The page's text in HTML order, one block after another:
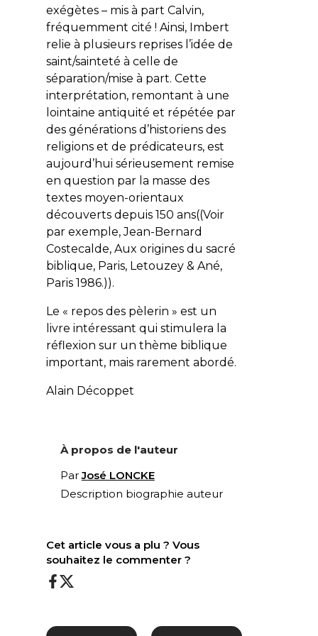
exégètes – mis à part Calvin,
fréquemment cité ! Ainsi, Imbert
relie à plusieurs reprises l’idée de
saint/sainteté à celle de
séparation/mise à part. Cette
interprétation, remontant à une
lointaine antiquité et répétée par
des générations d’historiens des
religions et de prédicateurs, est
aujourd’hui sérieusement remise
en question par la masse des
textes moyen-orientaux
découverts depuis 150 ans((Voir
par exemple, Jean-Bernard
Costecalde, Aux origines du sacré
biblique, Paris, Letouzey & Ané,
Paris 1986.)).
Le « repos des pèlerin » est un
livre intéressant qui stimulera la
réflexion sur un thème biblique
important, mais rarement abordé.
Alain Décoppet
À propos de l'auteur
ParJosé LONCKE
Description biographie auteur
Cet article vous a plu ? Vous
souhaitez le commenter ?